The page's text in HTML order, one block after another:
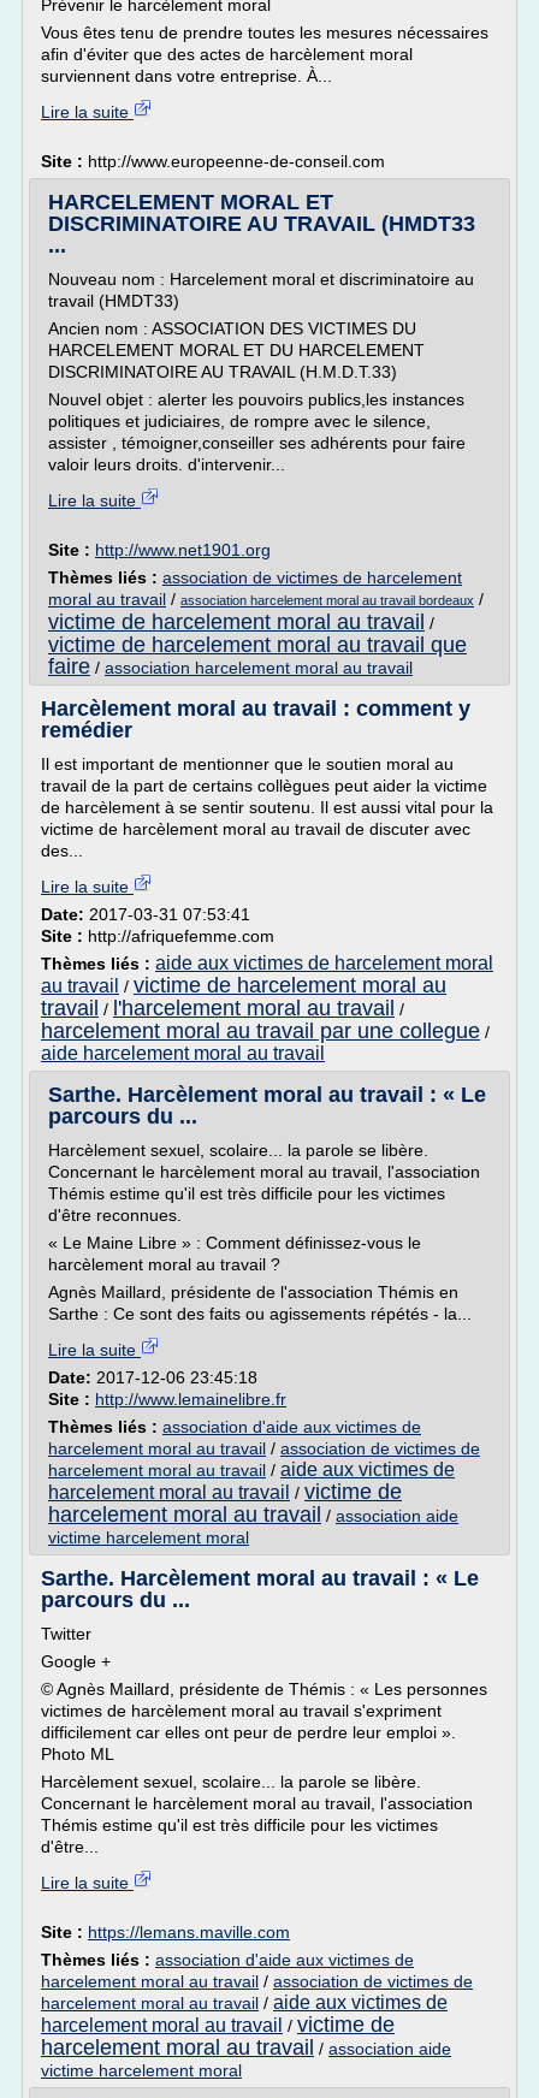
Prévenir le harcèlement moral
Vous êtes tenu de prendre toutes les mesures nécessaires
afin d'éviter que des actes de harcèlement moral
surviennent dans votre entreprise. À...
Lire la suite
Site : http://www.europeenne-de-conseil.com
HARCELEMENT MORAL ET
DISCRIMINATOIRE AU TRAVAIL (HMDT33
...
Nouveau nom : Harcelement moral et discriminatoire au
travail (HMDT33)
Ancien nom : ASSOCIATION DES VICTIMES DU
HARCELEMENT MORAL ET DU HARCELEMENT
DISCRIMINATOIRE AU TRAVAIL (H.M.D.T.33)
Nouvel objet : alerter les pouvoirs publics,les instances
politiques et judiciaires, de rompre avec le silence,
assister , témoigner,conseiller ses adhérents pour faire
valoir leurs droits. d'intervenir...
Lire la suite
Site : http://www.net1901.org
Thèmes liés : association de victimes de harcelement
moral au travail / association harcelement moral au travail bordeaux /
victime de harcelement moral au travail /
victime de harcelement moral au travail que
faire / association harcelement moral au travail
Harcèlement moral au travail : comment y
remédier
Il est important de mentionner que le soutien moral au
travail de la part de certains collègues peut aider la victime
de harcèlement à se sentir soutenu. Il est aussi vital pour la
victime de harcèlement moral au travail de discuter avec
des...
Lire la suite
Date: 2017-03-31 07:53:41
Site : http://afriquefemme.com
Thèmes liés : aide aux victimes de harcelement moral
au travail / victime de harcelement moral au
travail / l'harcelement moral au travail /
harcelement moral au travail par une collegue /
aide harcelement moral au travail
Sarthe. Harcèlement moral au travail : « Le
parcours du ...
Harcèlement sexuel, scolaire... la parole se libère.
Concernant le harcèlement moral au travail, l'association
Thémis estime qu'il est très difficile pour les victimes
d'être reconnues.
« Le Maine Libre » : Comment définissez-vous le
harcèlement moral au travail ?
Agnès Maillard, présidente de l'association Thémis en
Sarthe : Ce sont des faits ou agissements répétés - la...
Lire la suite
Date: 2017-12-06 23:45:18
Site : http://www.lemainelibre.fr
Thèmes liés : association d'aide aux victimes de
harcelement moral au travail / association de victimes de
harcelement moral au travail / aide aux victimes de
harcelement moral au travail / victime de
harcelement moral au travail / association aide
victime harcelement moral
Sarthe. Harcèlement moral au travail : « Le
parcours du ...
Twitter
Google +
© Agnès Maillard, présidente de Thémis : « Les personnes
victimes de harcèlement moral au travail s'expriment
difficilement car elles ont peur de perdre leur emploi ».
Photo ML
Harcèlement sexuel, scolaire... la parole se libère.
Concernant le harcèlement moral au travail, l'association
Thémis estime qu'il est très difficile pour les victimes
d'être...
Lire la suite
Site : https://lemans.maville.com
Thèmes liés : association d'aide aux victimes de
harcelement moral au travail / association de victimes de
harcelement moral au travail / aide aux victimes de
harcelement moral au travail / victime de
harcelement moral au travail / association aide
victime harcelement moral